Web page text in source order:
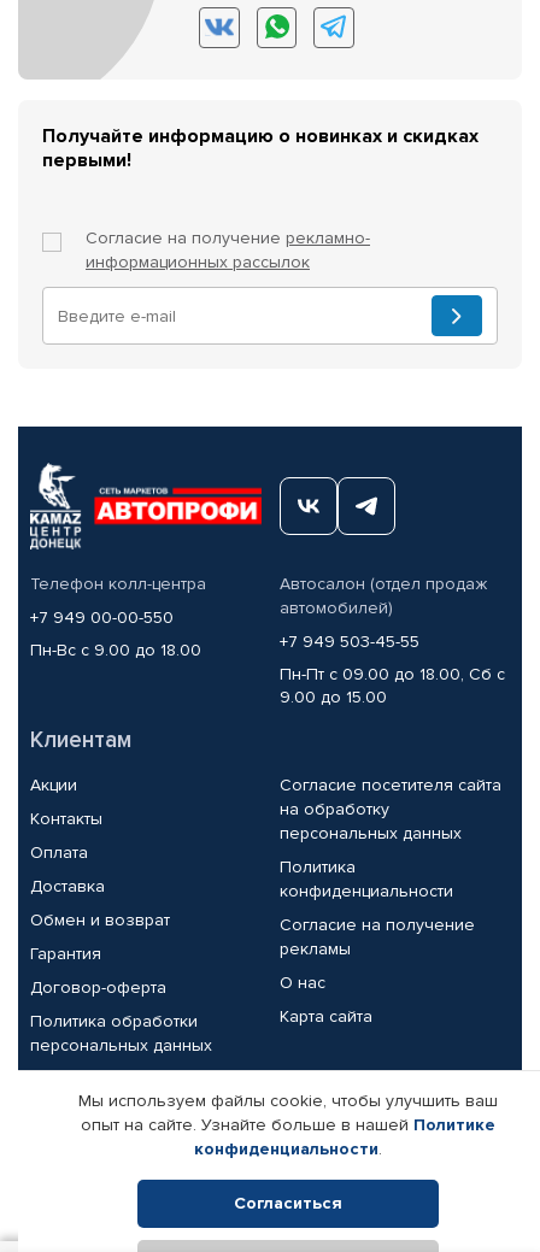
Получайте информацию о новинках и скидках
первыми!
Согласие на получение рекламно-
информационных рассылок
Телефон колл-центра
+7 949 00-00-550
Пн-Вс с 9.00 до 18.00
Автосалон (отдел продаж
автомобилей)
+7 949 503-45-55
Пн-Пт с 09.00 до 18.00, Сб с
9.00 до 15.00
Клиентам
Акции
Контакты
Оплата
Доставка
Обмен и возврат
Гарантия
Договор-оферта
Политика обработки
персональных данных
Согласие посетителя сайта
на обработку
персональных данных
Политика
конфиденциальности
Согласие на получение
рекламы
О нас
Карта сайта
Партнерам
Корпоративным клиентам
Поставщикам
Реквизиты компании
Мы используем файлы cookie, чтобы улучшить ваш
опыт на сайте. Узнайте больше в нашей Политике
конфиденциальности.
Согласиться